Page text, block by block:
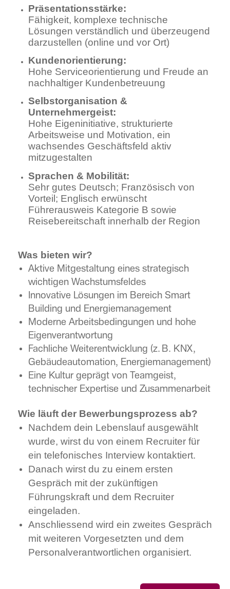
Präsentationsstärke:
Fähigkeit, komplexe technische
Lösungen verständlich und überzeugend
darzustellen (online und vor Ort)
Kundenorientierung:
Hohe Serviceorientierung und Freude an
nachhaltiger Kundenbetreuung
Selbstorganisation &
Unternehmergeist:
Hohe Eigeninitiative, strukturierte
Arbeitsweise und Motivation, ein
wachsendes Geschäftsfeld aktiv
mitzugestalten
Sprachen & Mobilität:
Sehr gutes Deutsch; Französisch von
Vorteil; Englisch erwünscht
Führerausweis Kategorie B sowie
Reisebereitschaft innerhalb der Region
Was bieten wir?
Aktive Mitgestaltung eines strategisch
wichtigen Wachstumsfeldes
Innovative Lösungen im Bereich Smart
Building und Energiemanagement
Moderne Arbeitsbedingungen und hohe
Eigenverantwortung
Fachliche Weiterentwicklung (z. B. KNX,
Gebäudeautomation, Energiemanagement)
Eine Kultur geprägt von Teamgeist,
technischer Expertise und Zusammenarbeit
Wie läuft der Bewerbungsprozess ab?
Nachdem dein Lebenslauf ausgewählt
wurde, wirst du von einem Recruiter für
ein telefonisches Interview kontaktiert.
Danach wirst du zu einem ersten
Gespräch mit der zukünftigen
Führungskraft und dem Recruiter
eingeladen.
Anschliessend wird ein zweites Gespräch
mit weiteren Vorgesetzten und dem
Personalverantwortlichen organisiert.